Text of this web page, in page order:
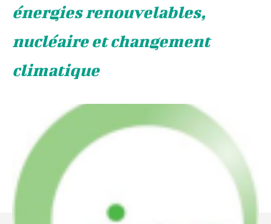
énergies renouvelables,
nucléaire et changement
climatique